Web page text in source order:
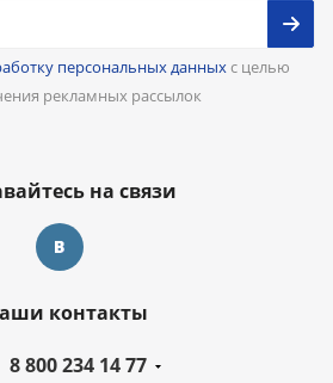
персональных данныхс целью
рекламных рассылок
на связи
контакты
8 800 234 14 77